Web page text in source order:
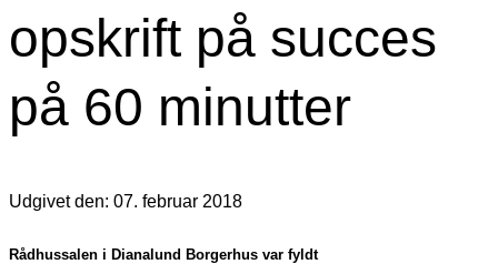
opskrift på succes
på 60 minutter
Udgivet den: 07. februar 2018
Rådhussalen i Dianalund Borgerhus var fyldt